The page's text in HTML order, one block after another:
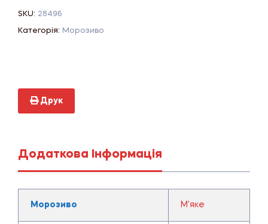
SKU: 28496
Категорія: Морозиво
Друк
Додаткова Інформація
Морозиво М'яке